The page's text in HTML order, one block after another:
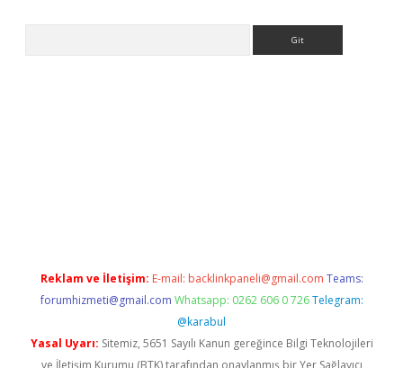
Reklam ve İletişim: E-mail: backlinkpaneli@gmail.com Teams:
forumhizmeti@gmail.com Whatsapp: 0262 606 0 726 Telegram:
@karabul
Yasal Uyarı: Sitemiz, 5651 Sayılı Kanun gereğince Bilgi Teknolojileri
ve İletişim Kurumu (BTK) tarafından onaylanmış bir Yer Sağlayıcı